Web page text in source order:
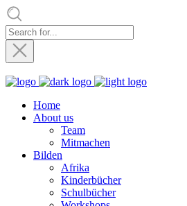
Home
About us
Team
Mitmachen
Bilden
Afrika
Kinderbücher
Schulbücher